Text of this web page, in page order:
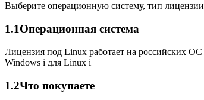
Выберите операционную систему, тип
1.1Операционная система
Лицензия под Linux работает на российских
Windows i для Linux i
1.2Что покупаете